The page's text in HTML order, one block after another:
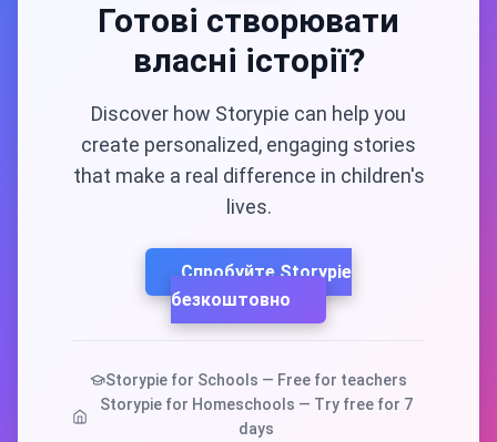
Готові створювати
власні історії?
Discover how Storypie can help you
create personalized, engaging stories
that make a real difference in children's
lives.
Спробуйте Storypie
безкоштовно
Storypie for Schools — Free for teachers
Storypie for Homeschools — Try free for 7
days